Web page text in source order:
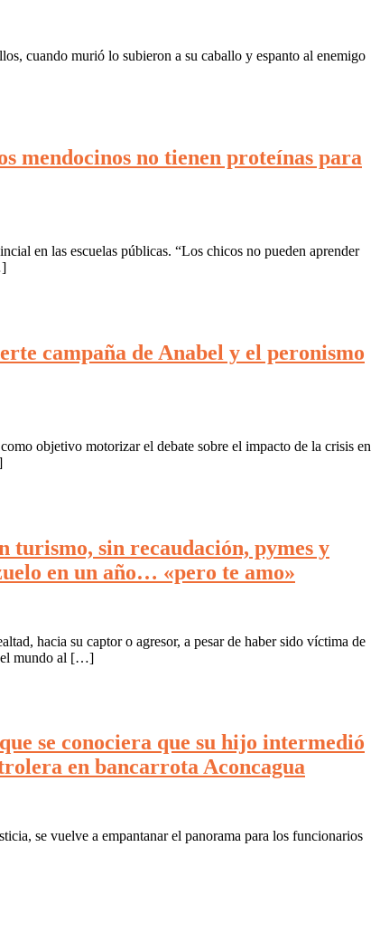
cuando murió lo subieron a su caballo y espanto al enemigo
mendocinos no tienen proteínas para
en las escuelas públicas. “Los chicos no pueden aprender
campaña de Anabel y el peronismo
objetivo motorizar el debate sobre el impacto de la crisis en
turismo, sin recaudación, pymes y
en un año… «pero te amo»
hacia su captor o agresor, a pesar de haber sido víctima de
el mundo al […]
se conociera que su hijo intermedió
en bancarrota Aconcagua
se vuelve a empantanar el panorama para los funcionarios